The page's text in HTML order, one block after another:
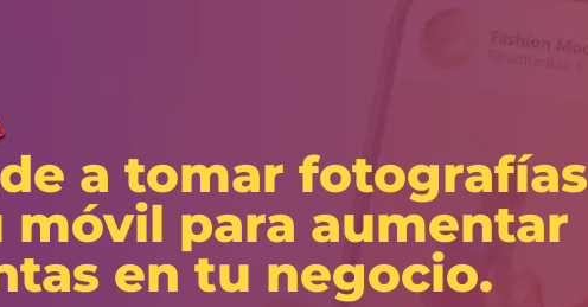
a tomar fotografías
móvil para aumentar
en tu negocio.